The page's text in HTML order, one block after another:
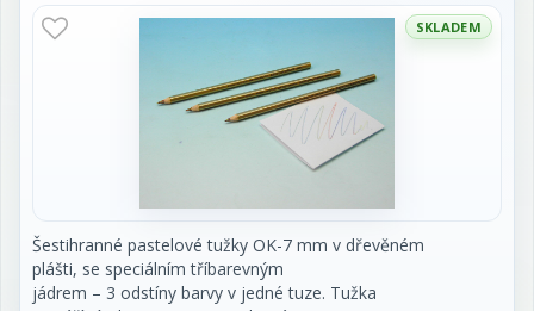
SKLADEM
Šestihranné pastelové tužky OK-7 mm v dřevěném
plášti, se speciálním tříbarevným
jádrem – 3 odstíny barvy v jedné tuze. Tužka